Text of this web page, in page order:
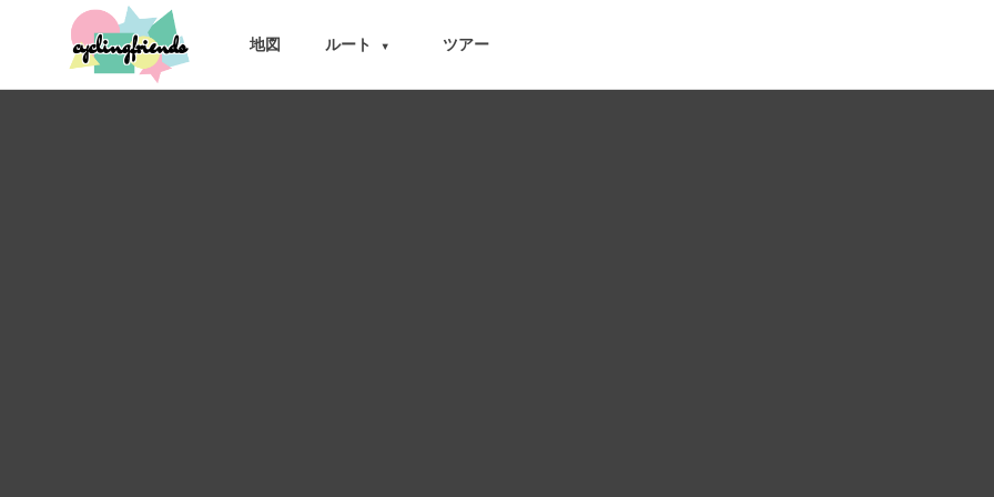
cyclingfriends 地図 ルート ▾ ツアー